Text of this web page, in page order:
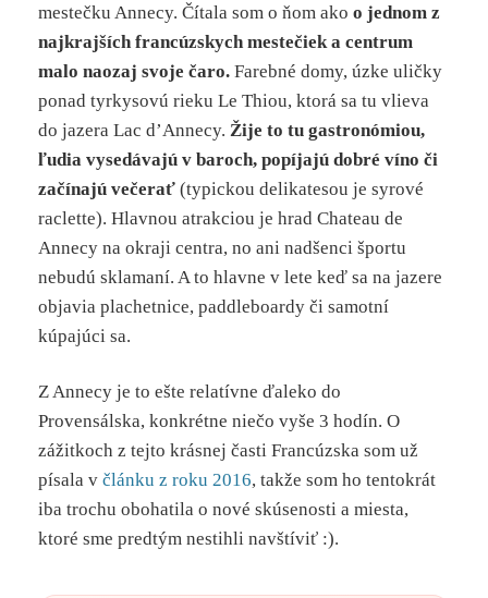
mestečku Annecy. Čítala som o ňom akoo jednom z
najkrajších francúzskych mestečiek a centrum
malo naozaj svoje čaro.Farebné domy, úzke uličky
ponad tyrkysovú rieku Le Thiou, ktorá sa tu vlieva
do jazera Lac d’Annecy.Žije to tu gastronómiou,
ľudia vysedávajú v baroch, popíjajú dobré víno či
začínajú večerať (typickou delikatesou je syrové
raclette). Hlavnou atrakciou je hrad Chateau de
Annecy na okraji centra, no ani nadšenci športu
nebudú sklamaní. A to hlavne v lete keď sa na jazere
objavia plachetnice, paddleboardy či samotní
kúpajúci sa.
Z Annecy je to ešte relatívne ďaleko do
Provensálska, konkrétne niečo vyše 3 hodín. O
zážitkoch z tejto krásnej časti Francúzska som už
písala včlánku z roku 2016, takže som ho tentokrát
iba trochu obohatila o nové skúsenosti a miesta,
ktoré sme predtým nestihli navštíviť :).